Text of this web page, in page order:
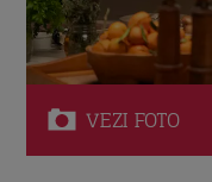
VEZI FOTO